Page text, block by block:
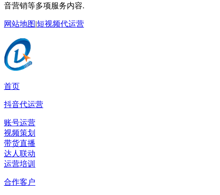
音营销等多项服务内容.
网站地图|短视频代运营
首页
抖音代运营
账号运营
视频策划
带货直播
达人联动
运营培训
合作客户